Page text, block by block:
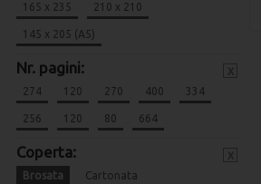
165 x 235 210 x 210
145 x 205 (A5)
Nr. pagini:
274 120 270 400 334
256 120 80 664
Coperta:
Brosata Cartonata